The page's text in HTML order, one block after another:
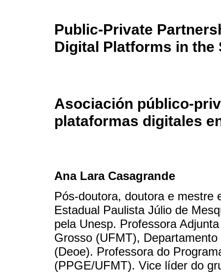
Public-Private
Digital Platforms in the
Asociación público-
plataformas digitales
Ana Lara Casagrande
Pós-doutora, doutora e mestre
Estadual Paulista Júlio de
pela Unesp. Professora
Grosso (UFMT),
(Deoe). Professora do
(PPGE/UFMT). Vice líder do